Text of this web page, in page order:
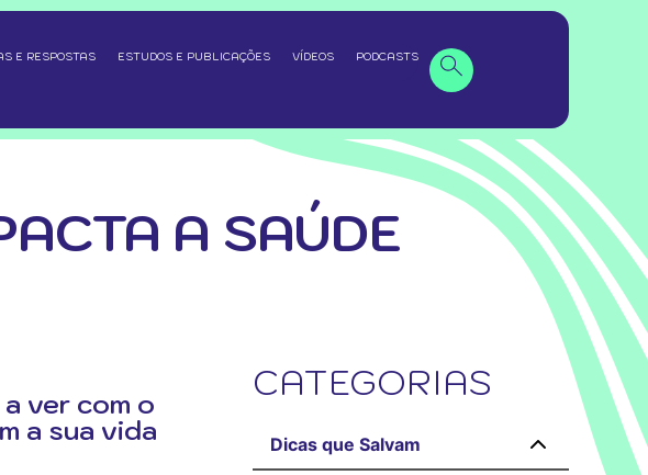
E RESPOSTAS ESTUDOS E PUBLICAÇÕES VÍDEOS PODCASTS
A SAÚDE
ver com o
a sua vida
CATEGORIAS
Dicas que Salvam